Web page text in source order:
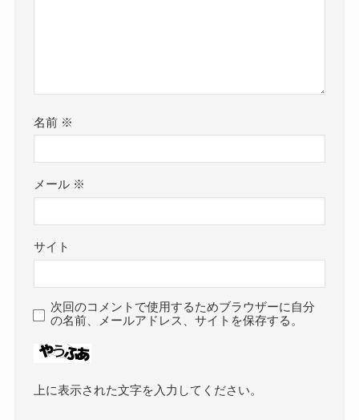
名前 ※
メール ※
サイト
次回のコメントで使用するためブラウザーに自分
の名前、メールアドレス、サイトを保存する。
上に表示された文字を入力してください。